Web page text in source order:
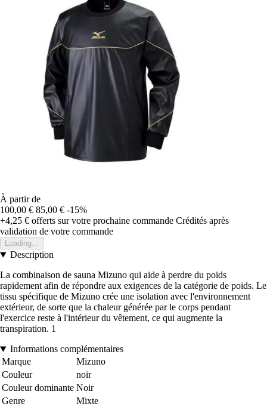
À partir de
100,00 € 85,00 € -15%
+4,25 € offerts sur votre prochaine commande Crédités après
validation de votre commande
Loading...
Description
La combinaison de sauna Mizuno qui aide à perdre du poids
rapidement afin de répondre aux exigences de la catégorie de poids. Le
tissu spécifique de Mizuno crée une isolation avec l'environnement
extérieur, de sorte que la chaleur générée par le corps pendant
l'exercice reste à l'intérieur du vêtement, ce qui augmente la
transpiration. 1
Informations complémentaires
Marque
Mizuno
Couleur
noir
Couleur dominante Noir
Genre
Mixte